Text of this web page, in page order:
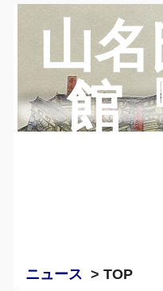
山
館
ニュース > TOP